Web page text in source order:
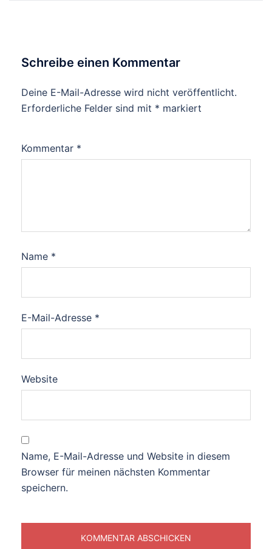
Schreibe einen Kommentar
Deine E-Mail-Adresse wird nicht veröffentlicht.
Erforderliche Felder sind mit * markiert
Kommentar *
Name *
E-Mail-Adresse *
Website
Name, E-Mail-Adresse und Website in diesem
Browser für meinen nächsten Kommentar
speichern.